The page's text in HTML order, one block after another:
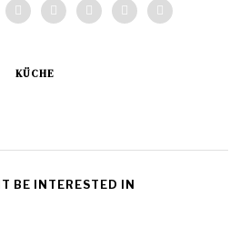
KÜCHE
BE INTERESTED IN